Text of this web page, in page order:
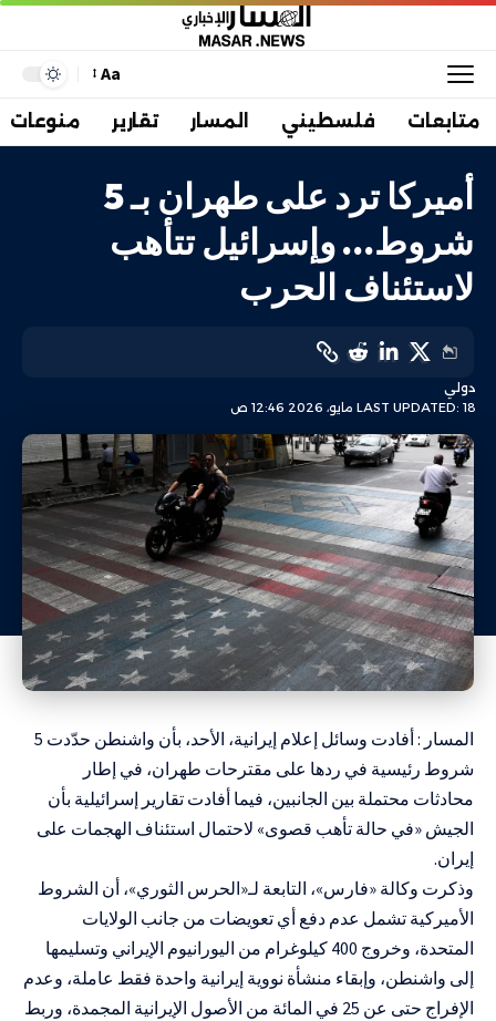
Aa
متابعات فلسطيني المسار تقارير منوعات
أميركا ترد على طهران بـ 5
شروط… وإسرائيل تتأهب
لاستئناف الحرب
LAST UPDATED: 18 مايو، 2026 12:46 ص
دولي
المسار : أفادت وسائل إعلام إيرانية، الأحد، بأن واشنطن حدّدت 5
شروط رئيسية في ردها على مقترحات طهران، في إطار
محادثات محتملة بين الجانبين، فيما أفادت تقارير إسرائيلية بأن
الجيش «في حالة تأهب قصوى» لاحتمال استئناف الهجمات على
إيران.
وذكرت وكالة «فارس»، التابعة لـ«الحرس الثوري»، أن الشروط
الأميركية تشمل عدم دفع أي تعويضات من جانب الولايات
المتحدة، وخروج 400 كيلوغرام من اليورانيوم الإيراني وتسليمها
إلى واشنطن، وإبقاء منشأة نووية إيرانية واحدة فقط عاملة، وعدم
الإفراج حتى عن 25 في المائة من الأصول الإيرانية المجمدة، وربط